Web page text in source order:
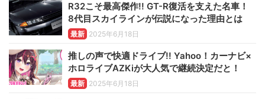
R32こそ最高傑作!! GT-R復活を支えた名車！
8代目スカイラインが伝説になった理由とは
最新 2025年6月18日
推しの声で快適ドライブ!! Yahoo！カーナビ×
ホロライブAZKiが大人気で継続決定だと！
最新 2025年6月18日